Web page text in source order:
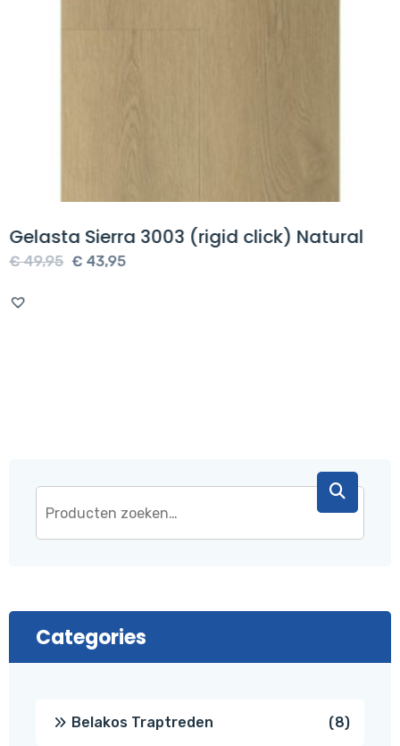
Gelasta Sierra 3003 (rigid click) Natural
€49,95 Oorspronkelijke
€ 43,95Huidige
Categories
Belakos Traptreden 88